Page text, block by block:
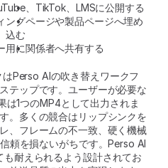
、TikTok、LMSに公開する
ングページや製品ページへ埋め
込む
用に関係者へ共有する
はPerso AIの吹き替えワークフ
テップです。ユーザーが必要な
は1つのMP4として出力されま
。多くの競合はリップシンクを
、フレームの不一致、硬く機械
頼を損ないがちです。Perso AI
耐えられるよう設計されてお